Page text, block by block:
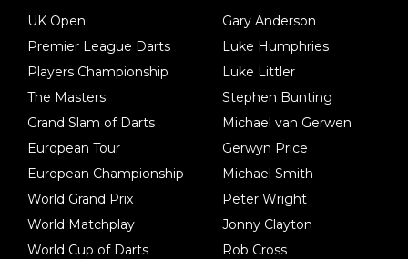
UK Open
Premier League Darts
Players Championship
The Masters
Grand Slam of Darts
European Tour
European Championship
World Grand Prix
World Matchplay
World Cup of Darts
Gary Anderson
Luke Humphries
Luke Littler
Stephen Bunting
Michael van Gerwen
Gerwyn Price
Michael Smith
Peter Wright
Jonny Clayton
Rob Cross